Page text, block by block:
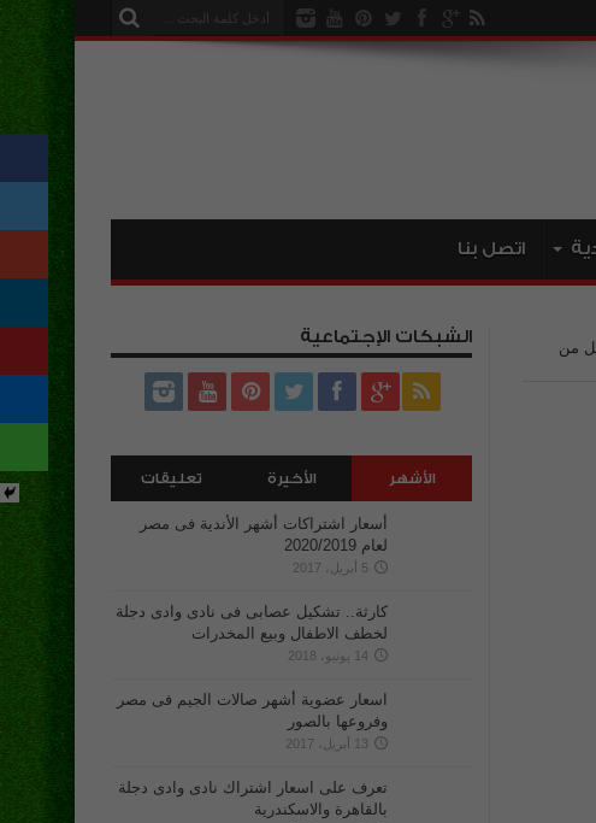
اتصل بنا
من
الشبكات الإجتماعية
الأشهر الأخيرة تعليقات
أسعار اشتراكات أشهر الأندية فى مصر
لعام 2020/2019
5 أبريل، 2017
كارثة.. تشكيل عصابى فى نادى وادى دجلة
لخطف الاطفال وبيع المخدرات
14 يونيو، 2018
اسعار عضوية أشهر صالات الجيم فى مصر
وفروعها بالصور
13 أبريل، 2017
تعرف على اسعار اشتراك نادى وادى دجلة
بالقاهرة والاسكندرية